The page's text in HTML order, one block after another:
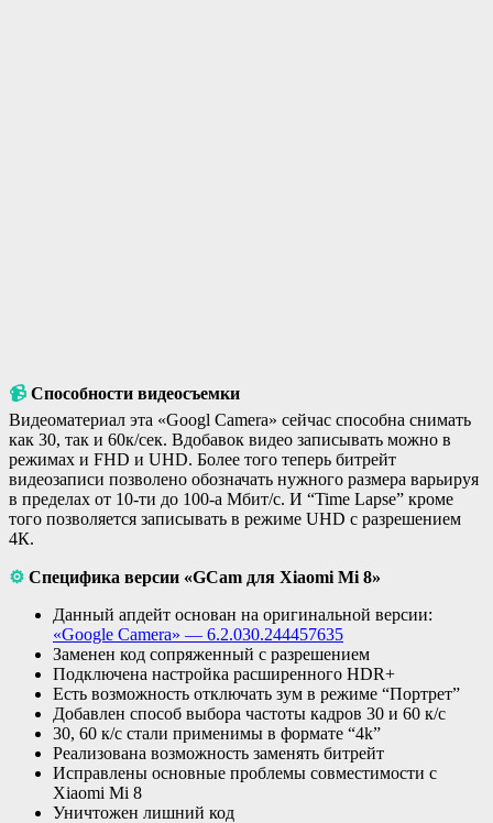
📹 Способности видеосъемки
Видеоматериал эта «Googl Camera» сейчас способна снимать
как 30, так и 60к/сек. Вдобавок видео записывать можно в
режимах и FHD и UHD. Более того теперь битрейт
видеозаписи позволено обозначать нужного размера варьируя
в пределах от 10-ти до 100-а Мбит/c. И “Time Lapse” кроме
того позволяется записывать в режиме UHD с разрешением
4К.
⚙ Специфика версии «GCam для Xiaomi Mi 8»
Данный апдейт основан на оригинальной версии:
«Google Camera» — 6.2.030.244457635
Заменен код сопряженный с разрешением
Подключена настройка расширенного HDR+
Есть возможность отключать зум в режиме “Портрет”
Добавлен способ выбора частоты кадров 30 и 60 к/с
30, 60 к/с стали применимы в формате “4k”
Реализована возможность заменять битрейт
Исправлены основные проблемы совместимости с
Xiaomi Mi 8
Уничтожен лишний код